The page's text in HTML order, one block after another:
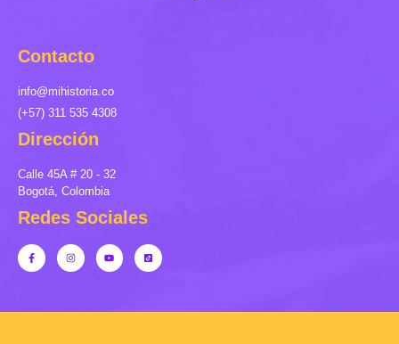
Contacto
info@mihistoria.co
(+57) 311 535 4308
Dirección
Calle 45A # 20 - 32
Bogotá, Colombia
Redes Sociales